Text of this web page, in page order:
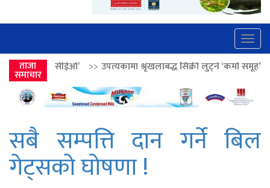
ताजा
समाचार
उपत्यकामा श्रृंखलाबद्ध सिक्री लुट्ने ‘कर्मा समूह’का नाइकेसहित पाँच
सबै सम्पत्ति दान गर्ने बिल
गेट्सको घोषणा !